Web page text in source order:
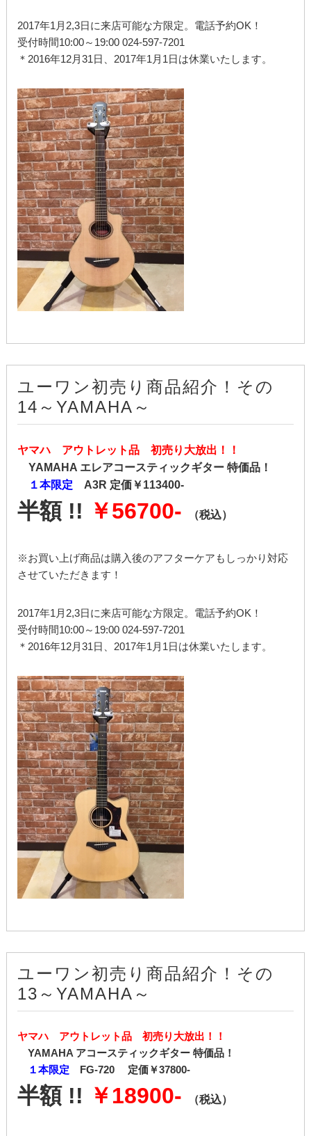
2017年1月2,3日に来店可能な方限定。電話予約OK！
受付時間10:00～19:00 024-597-7201
＊2016年12月31日、2017年1月1日は休業いたします。
ユーワン初売り商品紹介！その
14～YAMAHA～
ヤマハ アウトレット品 初売り大放出！！
YAMAHA エレアコースティックギター 特価品！
１本限定 A3R 定価￥113400-
半額 !! ￥56700- （税込）
※お買い上げ商品は購入後のアフターケアもしっかり対応
させていただきます！
2017年1月2,3日に来店可能な方限定。電話予約OK！
受付時間10:00～19:00 024-597-7201
＊2016年12月31日、2017年1月1日は休業いたします。
ユーワン初売り商品紹介！その
13～YAMAHA～
ヤマハ アウトレット品 初売り大放出！！
YAMAHA アコースティックギター 特価品！
１本限定 FG-720 定価￥37800-
半額 !! ￥18900- （税込）